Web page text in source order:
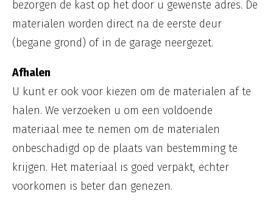
bezorgen de kast op het door u gewenste adres. De
materialen worden direct na de eerste deur
(begane grond) of in de garage neergezet.
Afhalen
U kunt er ook voor kiezen om de materialen af te
halen. We verzoeken u om een voldoende
materiaal mee te nemen om de materialen
onbeschadigd op de plaats van bestemming te
krijgen. Het materiaal is goed verpakt, echter
voorkomen is beter dan genezen.